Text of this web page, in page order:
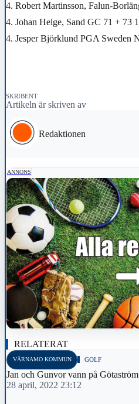
4. Robert Martinsson, Falun-
4. Johan Helge, Sand GC 71 + 73
4. Jesper Björklund PGA Sweden
SKRIBENT
Artikeln är skriven av
Redaktionen
ANNONS
RELATERAT
VÄRNAMO KOMMUN GOLF
Jan och Gunvor vann på Götaström
28 april, 2022 23:12